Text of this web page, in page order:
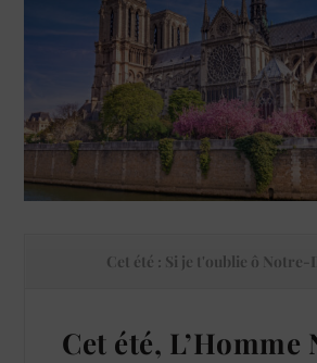
Cet été : Si je t'oublie ô Notre-
Cet été, L’Homme